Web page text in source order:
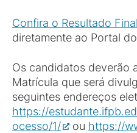
Confira o Resultado
diretamente ao Portal
Os candidatos deverão
Matrícula que será
seguintes endereços
https://
ocesso/1/
ou https://